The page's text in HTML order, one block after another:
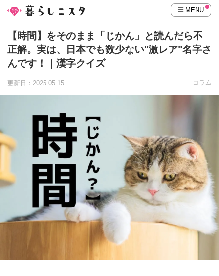
MENU
【時間】をそのまま「じかん」と読んだら不
正解。実は、日本でも数少ない"激レア"名字さ
んです！｜漢字クイズ
更新日：2025.05.15 コラム